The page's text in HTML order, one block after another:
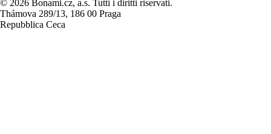
© 2026 Bonami.cz, a.s. Tutti i diritti riservati.
Thámova 289/13, 186 00 Praga
Repubblica Ceca